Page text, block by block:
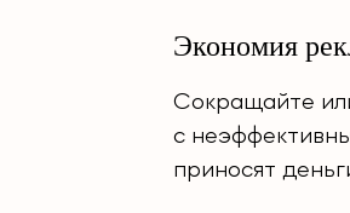
Экономия
Сокращайте
с
приносят